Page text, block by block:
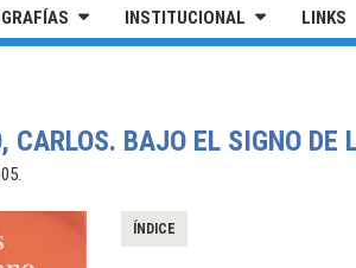
INSTITUCIONAL LINKS
AQUÍ
CARLOS. BAJO EL SIGNO
ÍNDICE